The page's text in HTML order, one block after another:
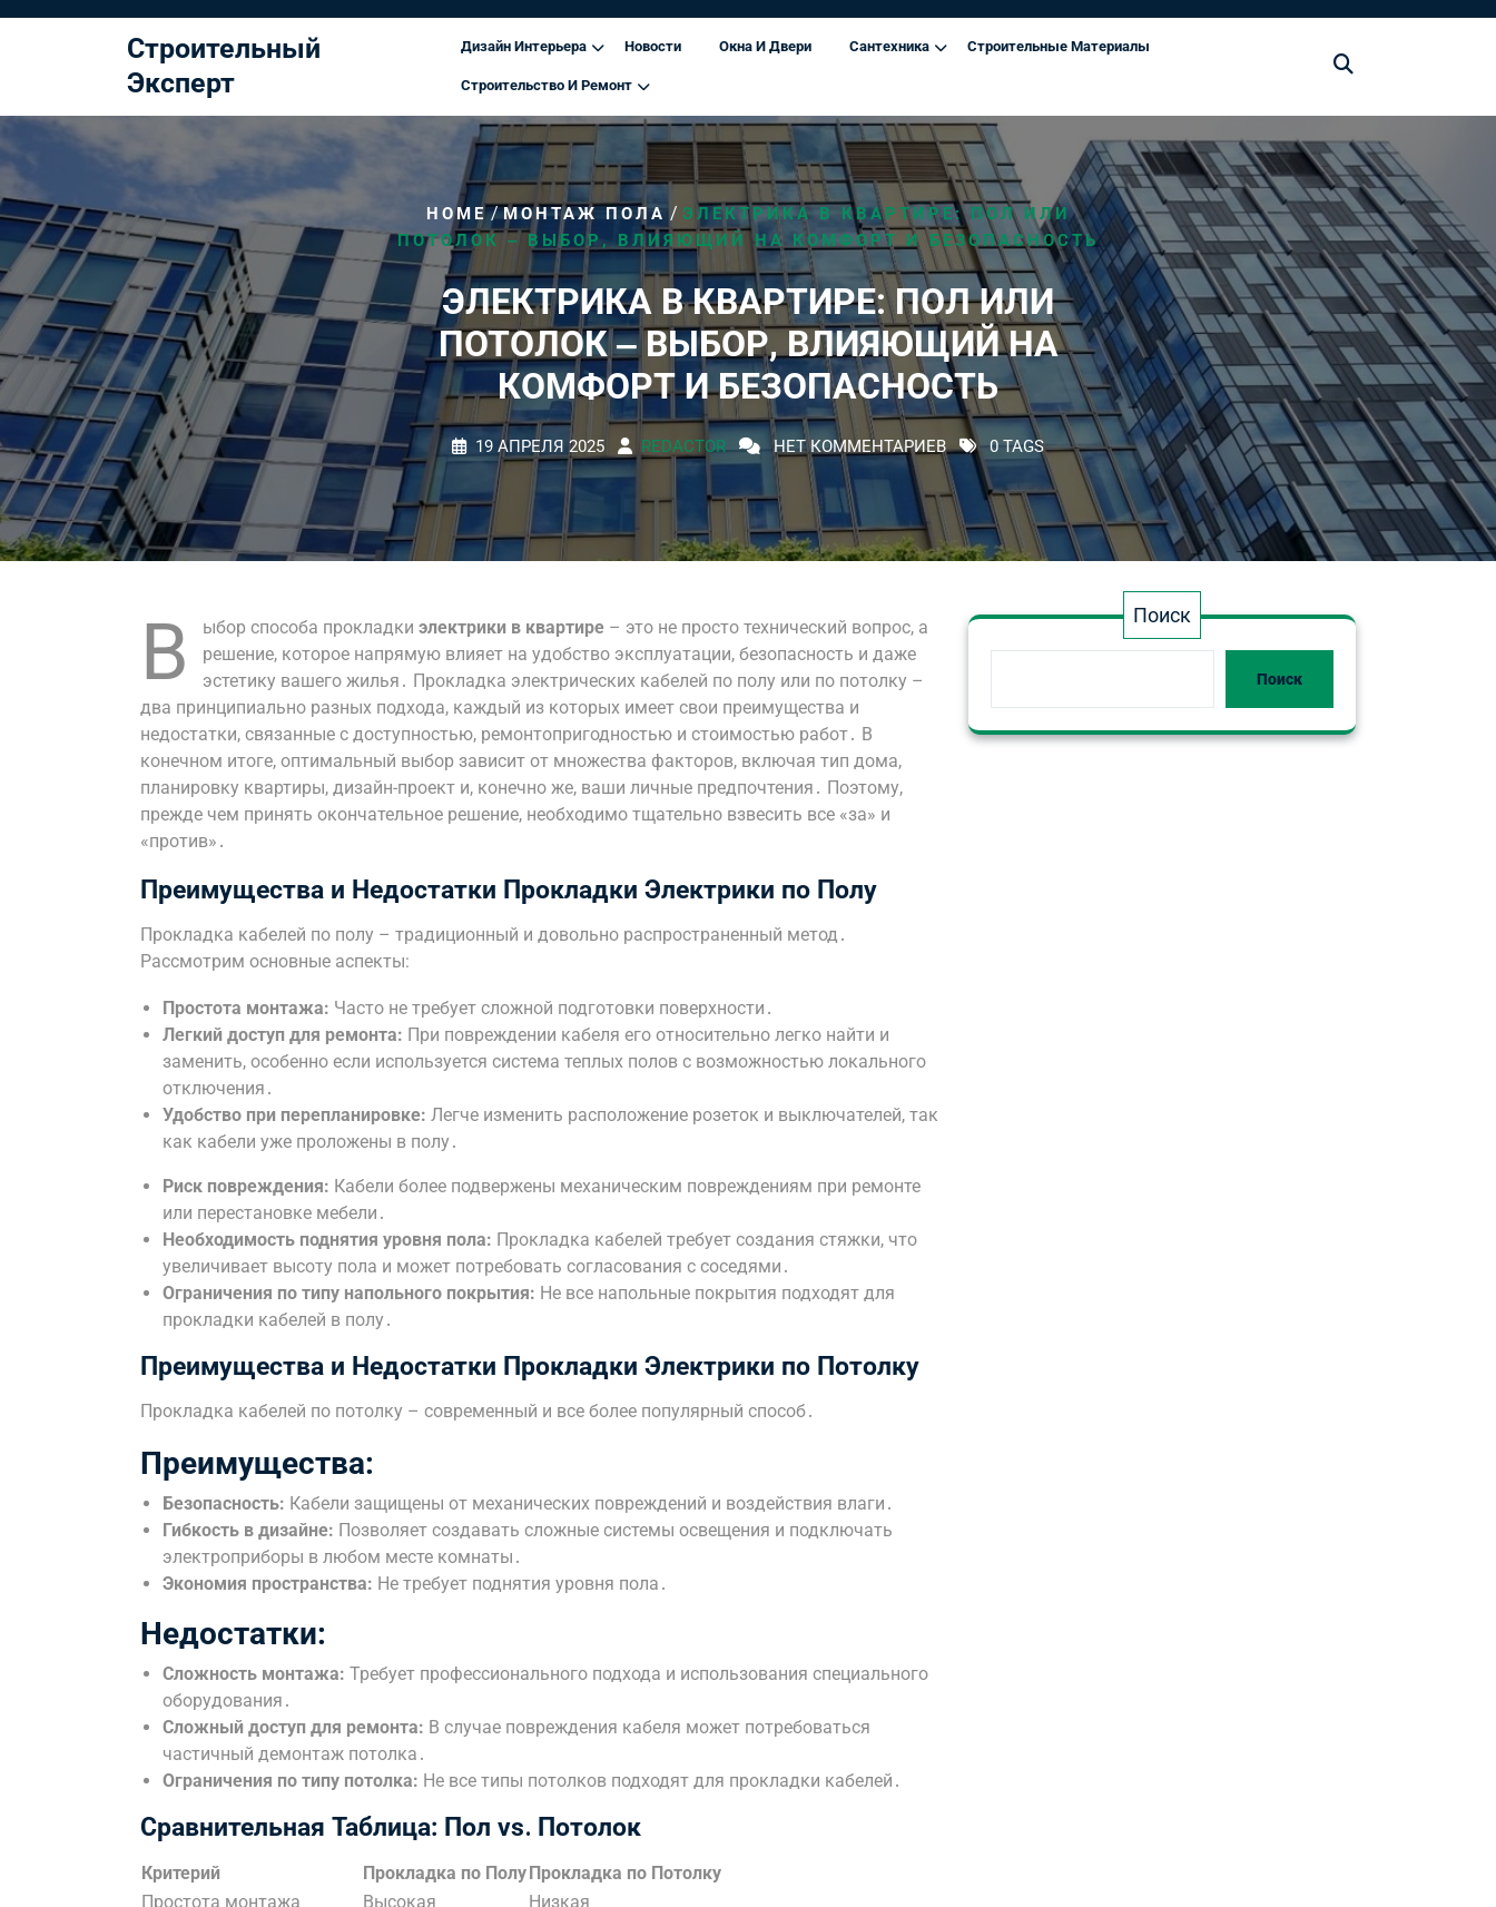
Строительный
Эксперт
Дизайн Интерьера Новости Окна И Двери Сантехника Строительные Материалы
Строительство И Ремонт
HOME/МОНТАЖ ПОЛА/ ЭЛЕКТРИКА В КВАРТИРЕ: ПОЛ ИЛИ
ПОТОЛОК ‒ ВЫБОР, ВЛИЯЮЩИЙ НА КОМФОРТ И БЕЗОПАСНОСТЬ
ЭЛЕКТРИКА В КВАРТИРЕ: ПОЛ ИЛИ
ПОТОЛОК ‒ ВЫБОР, ВЛИЯЮЩИЙ НА
КОМФОРТ И БЕЗОПАСНОСТЬ
19 АПРЕЛЯ 2025 REDACTOR НЕТ КОММЕНТАРИЕВ 0 TAGS
В ыбор способа прокладки электрики в квартире – это не просто технический вопрос, а
решение, которое напрямую влияет на удобство эксплуатации, безопасность и даже
эстетику вашего жилья․ Прокладка электрических кабелей по полу или по потолку –
два принципиально разных подхода, каждый из которых имеет свои преимущества и
недостатки, связанные с доступностью, ремонтопригодностью и стоимостью работ․ В
конечном итоге, оптимальный выбор зависит от множества факторов, включая тип дома,
планировку квартиры, дизайн-проект и, конечно же, ваши личные предпочтения․ Поэтому,
прежде чем принять окончательное решение, необходимо тщательно взвесить все «за» и
«против»․
Преимущества и Недостатки Прокладки Электрики по Полу
Прокладка кабелей по полу – традиционный и довольно распространенный метод․
Рассмотрим основные аспекты:
Простота монтажа: Часто не требует сложной подготовки поверхности․
Легкий доступ для ремонта: При повреждении кабеля его относительно легко найти и
заменить, особенно если используется система теплых полов с возможностью локального
отключения․
Удобство при перепланировке: Легче изменить расположение розеток и выключателей, так
как кабели уже проложены в полу․
Риск повреждения: Кабели более подвержены механическим повреждениям при ремонте
или перестановке мебели․
Необходимость поднятия уровня пола: Прокладка кабелей требует создания стяжки, что
увеличивает высоту пола и может потребовать согласования с соседями․
Ограничения по типу напольного покрытия: Не все напольные покрытия подходят для
прокладки кабелей в полу․
Преимущества и Недостатки Прокладки Электрики по Потолку
Прокладка кабелей по потолку – современный и все более популярный способ․
Преимущества:
Безопасность: Кабели защищены от механических повреждений и воздействия влаги․
Гибкость в дизайне: Позволяет создавать сложные системы освещения и подключать
электроприборы в любом месте комнаты․
Экономия пространства: Не требует поднятия уровня пола․
Недостатки:
Сложность монтажа: Требует профессионального подхода и использования специального
оборудования․
Сложный доступ для ремонта: В случае повреждения кабеля может потребоваться
частичный демонтаж потолка․
Ограничения по типу потолка: Не все типы потолков подходят для прокладки кабелей․
Сравнительная Таблица: Пол vs․ Потолок
Критерий Прокладка по ПолуПрокладка по Потолку
Простота монтажа
Высокая
Низкая
Поиск
Поиск